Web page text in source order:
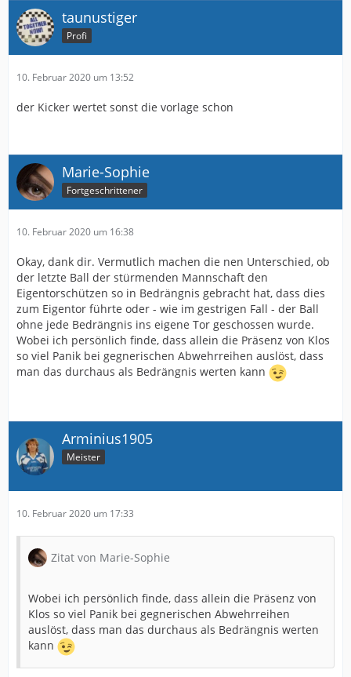
taunustiger
Profi
10. Februar 2020 um 13:52
der Kicker wertet sonst die vorlage schon
Marie-Sophie
Fortgeschrittener
10. Februar 2020 um 16:38
Okay, dank dir. Vermutlich machen die nen Unterschied, ob
der letzte Ball der stürmenden Mannschaft den
Eigentorschützen so in Bedrängnis gebracht hat, dass dies
zum Eigentor führte oder - wie im gestrigen Fall - der Ball
ohne jede Bedrängnis ins eigene Tor geschossen wurde.
Wobei ich persönlich finde, dass allein die Präsenz von Klos
so viel Panik bei gegnerischen Abwehrreihen auslöst, dass
man das durchaus als Bedrängnis werten kann
Arminius1905
Meister
10. Februar 2020 um 17:33
Zitat von Marie-Sophie
Wobei ich persönlich finde, dass allein die Präsenz von
Klos so viel Panik bei gegnerischen Abwehrreihen
auslöst, dass man das durchaus als Bedrängnis werten
kann